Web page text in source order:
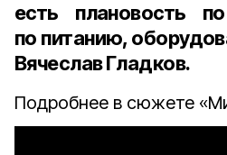
есть плановость
по питанию,
Вячеслав Гладков.
Подробнее в сюжете